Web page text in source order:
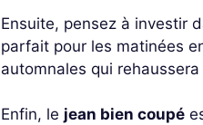
Ensuite, pensez à investir
parfait pour les matinées
automnales qui
Enfin, le jean bien coupé